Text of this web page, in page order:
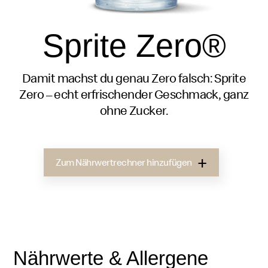
Sprite Zero®
Damit machst du genau Zero falsch: Sprite
Zero – echt erfrischender Geschmack, ganz
ohne Zucker.
Zum Nährwertrechner hinzufügen
Nährwerte & Allergene